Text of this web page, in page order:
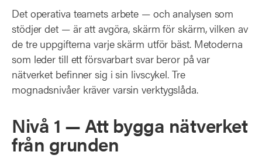
Det operativa teamets arbete — och analysen som
stödjer det — är att avgöra, skärm för skärm, vilken av
de tre uppgifterna varje skärm utför bäst. Metoderna
som leder till ett försvarbart svar beror på var
nätverket befinner sig i sin livscykel. Tre
mognadsnivåer kräver varsin verktygslåda.
Nivå 1 — Att bygga nätverket
från grunden